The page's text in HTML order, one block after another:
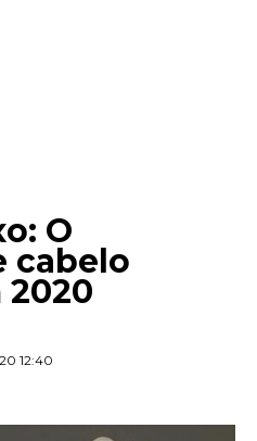
O
cabelo
12:40